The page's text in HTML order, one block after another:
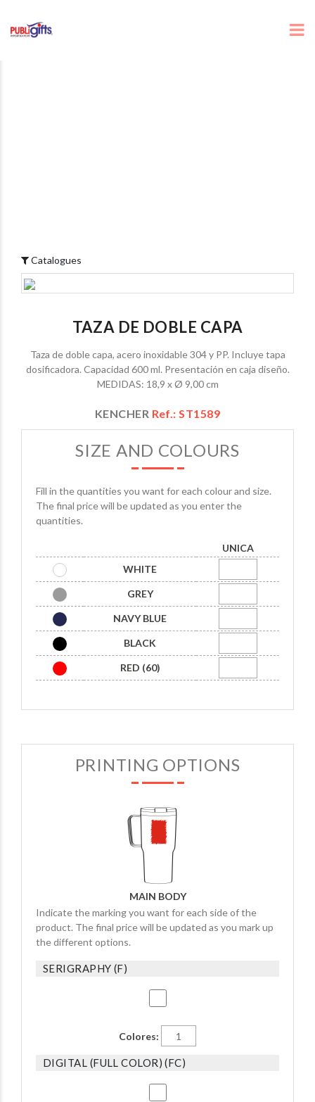
Catalogues
TAZA DE DOBLE CAPA
Taza de doble capa, acero inoxidable 304 y PP. Incluye tapa
dosificadora. Capacidad 600 ml. Presentación en caja diseño.
MEDIDAS: 18,9 x Ø 9,00 cm
KENCHER Ref.: ST1589
SIZE AND COLOURS
Fill in the quantities you want for each colour and size.
The final price will be updated as you enter the
quantities.
UNICA
WHITE
GREY
NAVY BLUE
BLACK
RED (60)
PRINTING OPTIONS
MAIN BODY
Indicate the marking you want for each side of the
product. The final price will be updated as you mark up
the different options.
SERIGRAPHY (F)
Colores:
DIGITAL (FULL COLOR) (FC)